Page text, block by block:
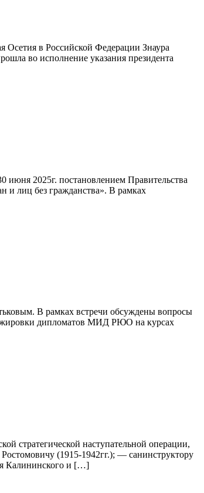
в Российской Федерации Знаура
во исполнение указания президента
2025г. постановлением Правительства
и лиц без гражданства». В рамках
В рамках встречи обсуждены вопросы
дипломатов МИД РЮО на курсах
стратегической наступательной операции,
(1915-1942гг.); — санинструктору
Калининского и […]